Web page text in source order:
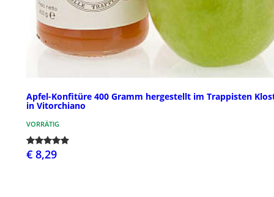
Apfel-Konfitüre 400 Gramm hergestellt im Trappisten
in Vitorchiano
VORRÄTIG
€ 8,29